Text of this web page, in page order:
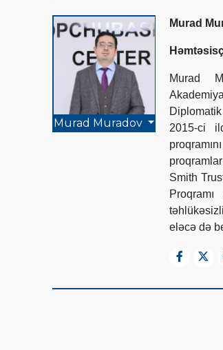
Murad Muradov
Murad
Murad
2015-ci
Smith
eləcə də